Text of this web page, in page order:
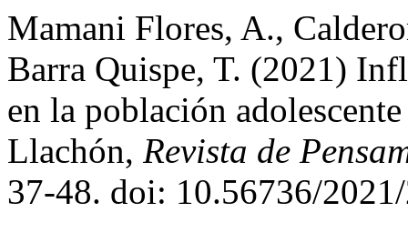
Mamani Flores, A.,
Barra Quispe, T. (2021)
en la población
Llachón, Revista de
37-48. doi: 10.56736/